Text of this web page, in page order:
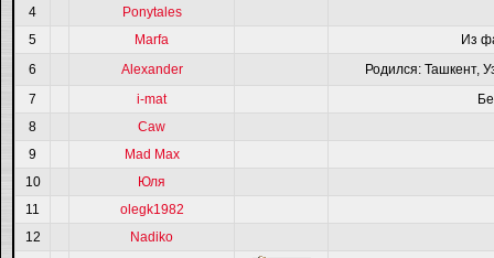
4
Ponytales
5
Marfa
Из
6
Alexander
Родился: Ташкент,
7
i-mat
8
Caw
9
Mad Max
10
Юля
11
olegk1982
12
Nadiko